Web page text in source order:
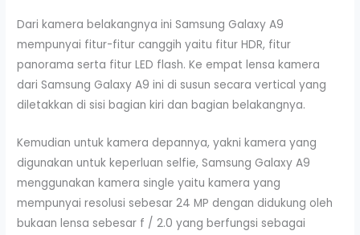
Dari kamera belakangnya ini Samsung Galaxy A9
mempunyai fitur-fitur canggih yaitu fitur HDR, fitur
panorama serta fitur LED flash. Ke empat lensa kamera
dari Samsung Galaxy A9 ini di susun secara vertical yang
diletakkan di sisi bagian kiri dan bagian belakangnya.
Kemudian untuk kamera depannya, yakni kamera yang
digunakan untuk keperluan selfie, Samsung Galaxy A9
menggunakan kamera single yaitu kamera yang
mempunyai resolusi sebesar 24 MP dengan didukung oleh
bukaan lensa sebesar f / 2.0 yang berfungsi sebagai